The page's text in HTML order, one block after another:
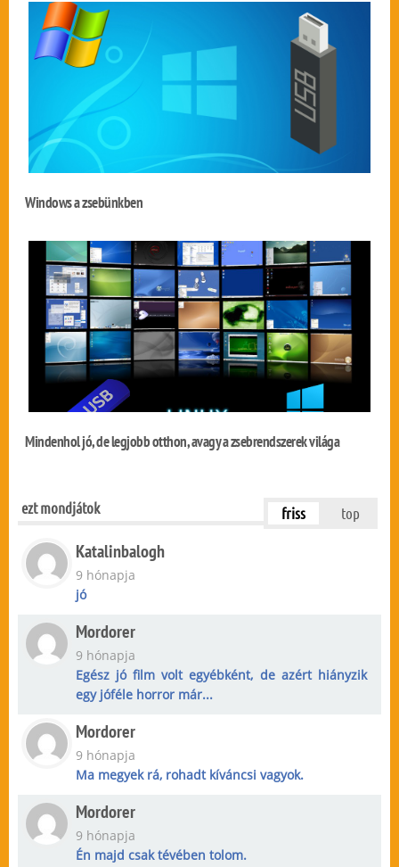
Windows a zsebünkben
Mindenhol jó, de legjobb otthon, avagy a zsebrendszerek világa
ezt mondjátok friss top
Katalinbalogh
9 hónapja
jó
Mordorer
9 hónapja
Egész jó film volt egyébként, de azért hiányzik
egy jóféle horror már...
Mordorer
9 hónapja
Ma megyek rá, rohadt kíváncsi vagyok.
Mordorer
9 hónapja
Én majd csak tévében tolom.